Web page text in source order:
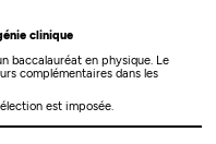
clinique
baccalauréat en physique. Le
complémentaires dans les
est imposée.